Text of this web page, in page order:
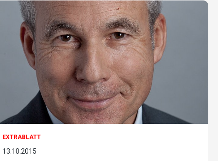
EXTRABLATT
13.10.2015